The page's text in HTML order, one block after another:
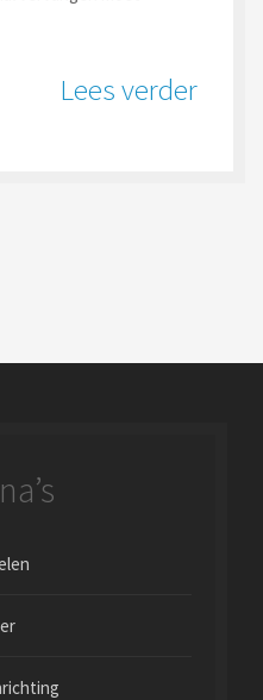
Lees verder